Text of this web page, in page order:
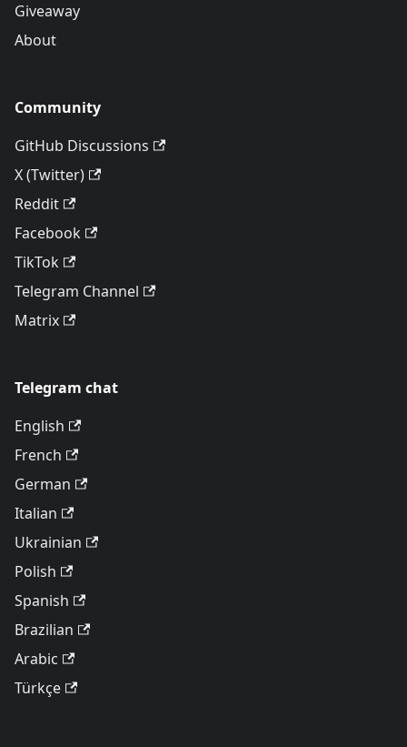
Giveaway
About
Community
GitHub Discussions
X (Twitter)
Reddit
Facebook
TikTok
Telegram Channel
Matrix
Telegram chat
English
French
German
Italian
Ukrainian
Polish
Spanish
Brazilian
Arabic
Türkçe